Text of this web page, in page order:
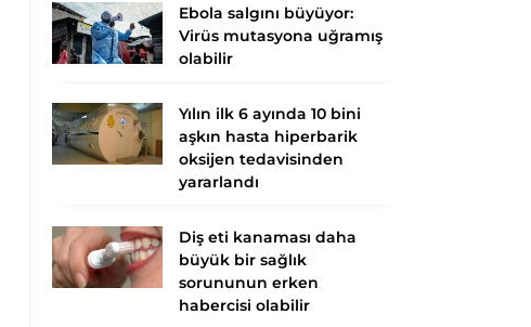
Ebola salgını büyüyor:
Virüs mutasyona uğramış
olabilir
Yılın ilk 6 ayında 10 bini
aşkın hasta hiperbarik
oksijen tedavisinden
yararlandı
Diş eti kanaması daha
büyük bir sağlık
sorununun erken
habercisi olabilir